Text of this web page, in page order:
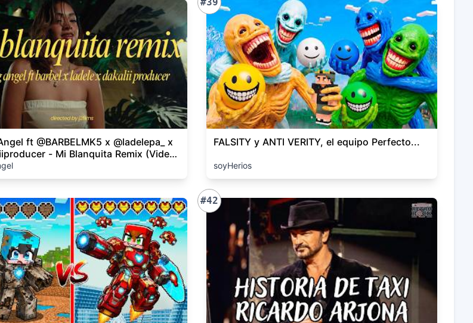
ft @BARBELMK5 x @ladelepa_ x
- Mi Blanquita Remix (Video
FALSITY y ANTI VERITY, el equipo Perfecto...
soyHerios
#42